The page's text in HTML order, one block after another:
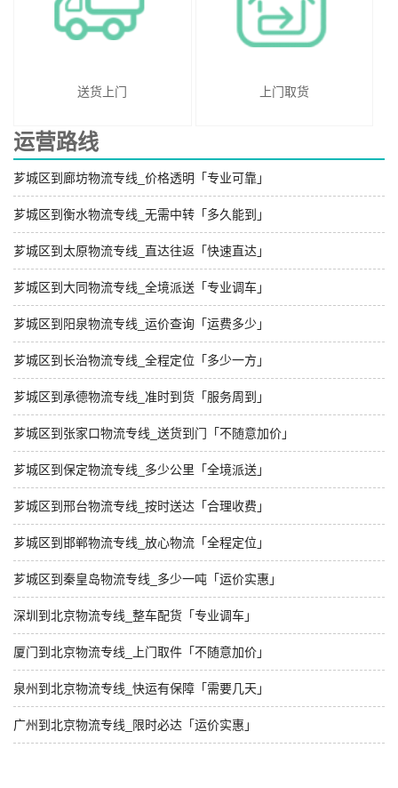
送货上门 上门取货
运营路线
芗城区到廊坊物流专线_价格透明「专业可靠」
芗城区到衡水物流专线_无需中转「多久能到」
芗城区到太原物流专线_直达往返「快速直达」
芗城区到大同物流专线_全境派送「专业调车」
芗城区到阳泉物流专线_运价查询「运费多少」
芗城区到长治物流专线_全程定位「多少一方」
芗城区到承德物流专线_准时到货「服务周到」
芗城区到张家口物流专线_送货到门「不随意加价」
芗城区到保定物流专线_多少公里「全境派送」
芗城区到邢台物流专线_按时送达「合理收费」
芗城区到邯郸物流专线_放心物流「全程定位」
芗城区到秦皇岛物流专线_多少一吨「运价实惠」
深圳到北京物流专线_整车配货「专业调车」
厦门到北京物流专线_上门取件「不随意加价」
泉州到北京物流专线_快运有保障「需要几天」
广州到北京物流专线_限时必达「运价实惠」